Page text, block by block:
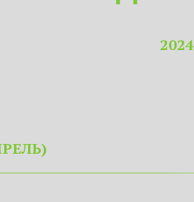
2024